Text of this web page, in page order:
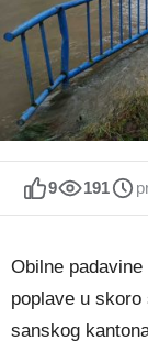
9 191
Obilne
poplave u
sanskog